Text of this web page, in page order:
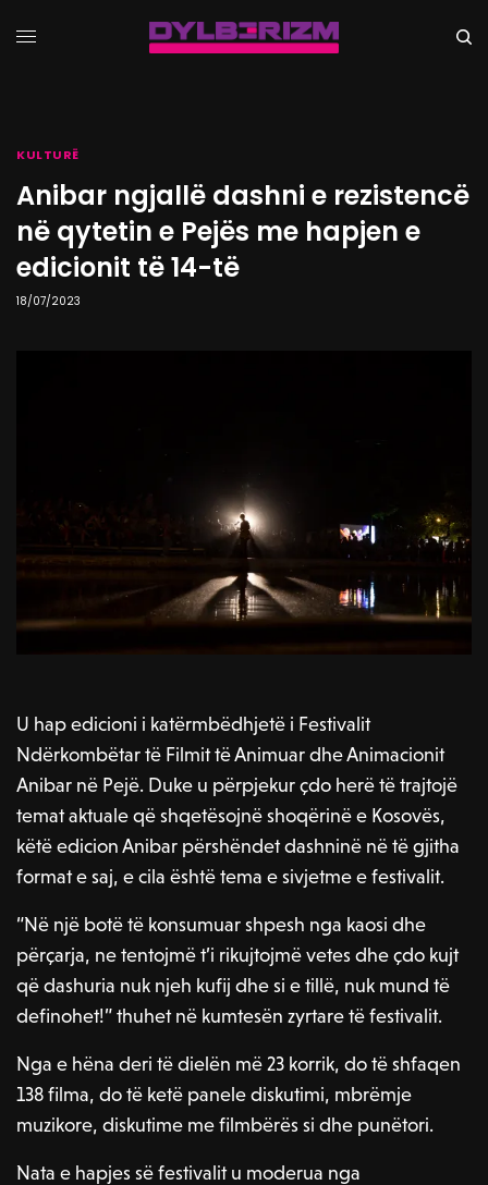
KULTURË
Anibar ngjallë dashni e rezistencë
në qytetin e Pejës me hapjen e
edicionit të 14-të
18/07/2023
U hap edicioni i katërmbëdhjetë i Festivalit
Ndërkombëtar të Filmit të Animuar dhe Animacionit
Anibar në Pejë. Duke u përpjekur çdo herë të trajtojë
temat aktuale që shqetësojnë shoqërinë e Kosovës,
këtë edicion Anibar përshëndet dashninë në të gjitha
format e saj, e cila është tema e sivjetme e festivalit.
“Në një botë të konsumuar shpesh nga kaosi dhe
përçarja, ne tentojmë t’i rikujtojmë vetes dhe çdo kujt
që dashuria nuk njeh kufij dhe si e tillë, nuk mund të
definohet!” thuhet në kumtesën zyrtare të festivalit.
Nga e hëna deri të dielën më 23 korrik, do të shfaqen
138 filma, do të ketë panele diskutimi, mbrëmje
muzikore, diskutime me filmbërës si dhe punëtori.
Nata e hapjes së festivalit u moderua nga